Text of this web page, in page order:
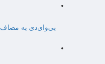
بی‌وای‌دی به مصاف